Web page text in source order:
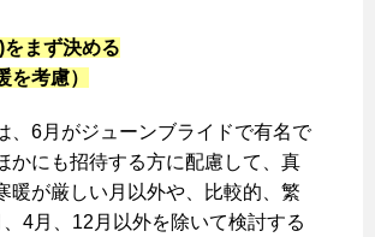
をまず決める
を考慮）
、6月がジューンブライドで有名で
かにも招待する方に配慮して、真
暖が厳しい月以外や、比較的、繁
4月、12月以外を除いて検討する